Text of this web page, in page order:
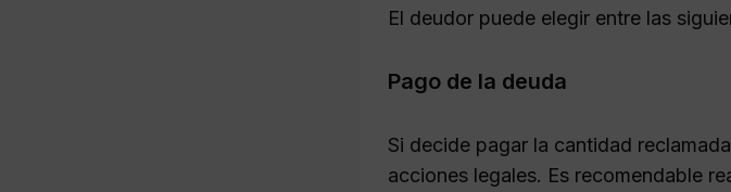
El deudor puede elegir entre las
Pago de la deuda
Si decide pagar la cantidad
acciones legales. Es recomendable